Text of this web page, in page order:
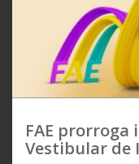
FAE prorroga
Vestibular de